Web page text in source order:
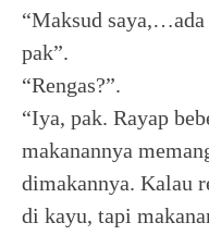
“Maksud
pak”.
“Rengas?”.
“Iya, pak. Rayap
makanannya
dimakannya. Kalau
di kayu, tapi